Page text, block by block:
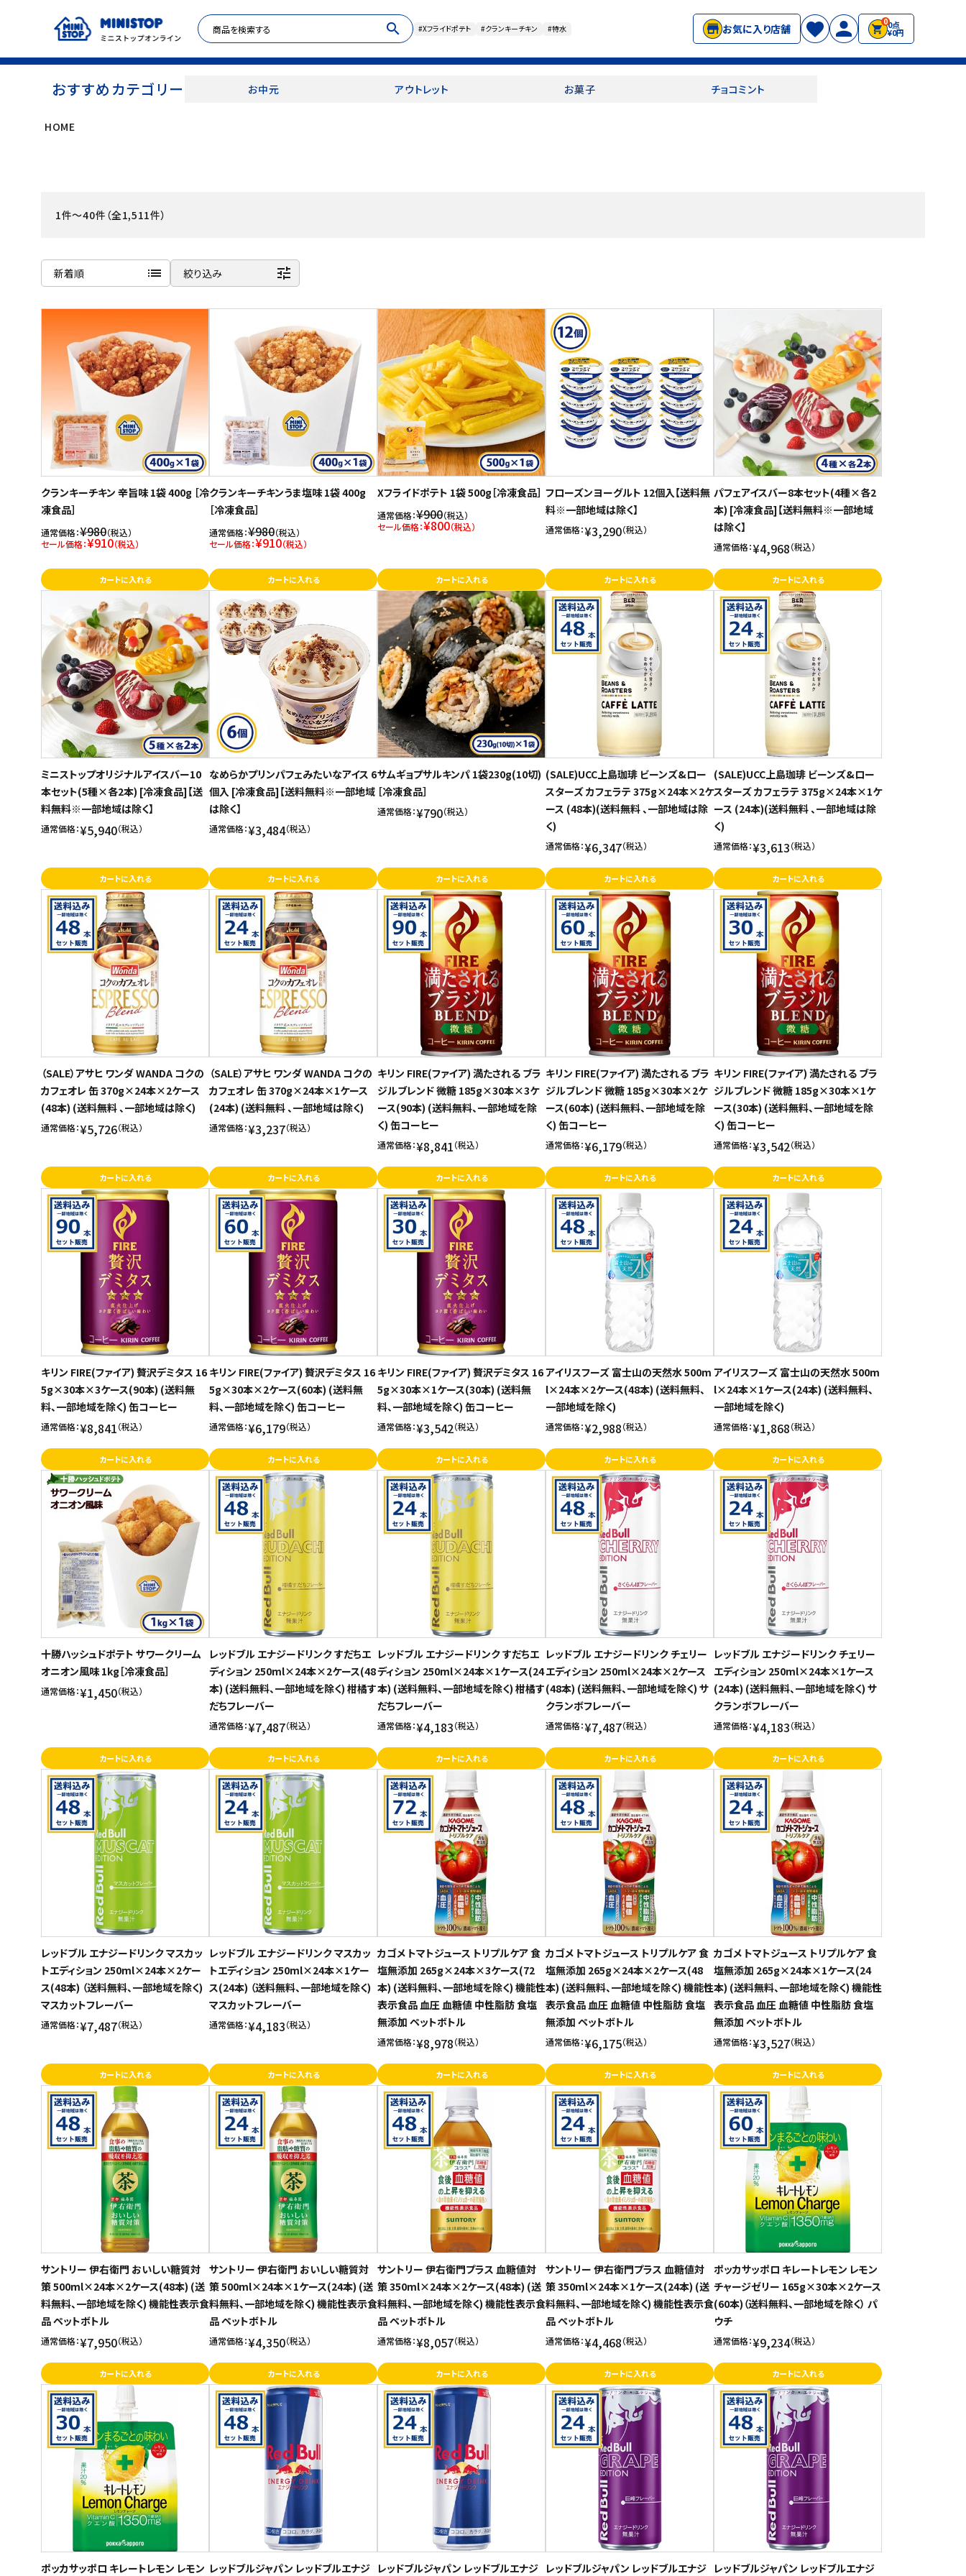
search #Xフライドポテト #クランキーチキン #特水 お気に入り店舗
00点
¥0円
おすすめカテゴリー お中元 アウトレット お菓子 チョコミント
ACCOUNT MENU
セール商品
冷凍食品
お菓子
酒類
日用品
ギフト
セール
フードロス
ペット用品
SHOP GUIDE
ご利用ガイド
お問い合わせ
特定商取引法表示について
プライバシーポリシー
利用規約
会社概要
HOME
1件～40件（全1,511件）
新着順 list
発売日順
価格が安い
価格が高い
絞り込み tune
クランキーチキン 辛旨味 1袋 400g ［冷
凍食品］
通常価格：¥980（税込）
セール価格：¥910（税込）
カートに入れる
クランキーチキンうま塩味 1袋 400g
［冷凍食品］
通常価格：¥980（税込）
セール価格：¥910（税込）
カートに入れる
Xフライドポテト 1袋 500g［冷凍食品］
通常価格：¥900（税込）
セール価格：¥800（税込）
カートに入れる
フローズンヨーグルト 12個入【送料無
料※一部地域は除く】
通常価格：¥3,290（税込）
カートに入れる
パフェアイスバー8本セット(4種×各2
本) [冷凍食品]【送料無料※一部地域
は除く】
通常価格：¥4,968（税込）
カートに入れる
ミニストップオリジナルアイスバー10
本セット(5種×各2本) [冷凍食品]【送
料無料※一部地域は除く】
通常価格：¥5,940（税込）
カートに入れる
なめらかプリンパフェみたいなアイス 6
個入 [冷凍食品]【送料無料※一部地域
は除く】
通常価格：¥3,484（税込）
カートに入れる
サムギョプサルキンパ 1袋230g(10切)
［冷凍食品］
通常価格：¥790（税込）
カートに入れる
(SALE)UCC上島珈琲 ビーンズ&ロー
スターズ カフェラテ 375g×24本×2ケ
ース (48本)(送料無料 、一部地域は除
く)
通常価格：¥6,347（税込）
カートに入れる
(SALE)UCC上島珈琲 ビーンズ&ロー
スターズ カフェラテ 375g×24本×1ケ
ース (24本)(送料無料 、一部地域は除
く)
通常価格：¥3,613（税込）
カートに入れる
（SALE）アサヒ ワンダ WANDA コクの
カフェオレ 缶 370g×24本×2ケース
(48本) (送料無料 、一部地域は除く)
通常価格：¥5,726（税込）
カートに入れる
（SALE）アサヒ ワンダ WANDA コクの
カフェオレ 缶 370g×24本×1ケース
(24本) (送料無料 、一部地域は除く)
通常価格：¥3,237（税込）
カートに入れる
キリン FIRE(ファイア) 満たされる ブラ
ジルブレンド 微糖 185g×30本×3ケ
ース(90本) (送料無料、一部地域を除
く) 缶コーヒー
通常価格：¥8,841（税込）
カートに入れる
キリン FIRE(ファイア) 満たされる ブラ
ジルブレンド 微糖 185g×30本×2ケ
ース(60本) (送料無料、一部地域を除
く) 缶コーヒー
通常価格：¥6,179（税込）
カートに入れる
キリン FIRE(ファイア) 満たされる ブラ
ジルブレンド 微糖 185g×30本×1ケ
ース(30本) (送料無料、一部地域を除
く) 缶コーヒー
通常価格：¥3,542（税込）
カートに入れる
キリン FIRE(ファイア) 贅沢デミタス 16
5g×30本×3ケース(90本) (送料無
料、一部地域を除く) 缶コーヒー
通常価格：¥8,841（税込）
カートに入れる
キリン FIRE(ファイア) 贅沢デミタス 16
5g×30本×2ケース(60本) (送料無
料、一部地域を除く) 缶コーヒー
通常価格：¥6,179（税込）
カートに入れる
キリン FIRE(ファイア) 贅沢デミタス 16
5g×30本×1ケース(30本) (送料無
料、一部地域を除く) 缶コーヒー
通常価格：¥3,542（税込）
カートに入れる
アイリスフーズ 富士山の天然水 500m
l×24本×2ケース(48本) (送料無料、
一部地域を除く)
通常価格：¥2,988（税込）
カートに入れる
アイリスフーズ 富士山の天然水 500m
l×24本×1ケース(24本) (送料無料、
一部地域を除く)
通常価格：¥1,868（税込）
カートに入れる
十勝ハッシュドポテト サワークリーム
オニオン風味 1kg［冷凍食品］
通常価格：¥1,450（税込）
カートに入れる
レッドブル エナジードリンク すだちエ
ディション 250ml×24本×2ケース(48
本) (送料無料、一部地域を除く) 柑橘す
だちフレーバー
通常価格：¥7,487（税込）
カートに入れる
レッドブル エナジードリンク すだちエ
ディション 250ml×24本×1ケース(24
本) (送料無料、一部地域を除く) 柑橘す
だちフレーバー
通常価格：¥4,183（税込）
カートに入れる
レッドブル エナジードリンク チェリー
エディション 250ml×24本×2ケース
(48本) (送料無料、一部地域を除く) サ
クランボフレーバー
通常価格：¥7,487（税込）
カートに入れる
レッドブル エナジードリンク チェリー
エディション 250ml×24本×1ケース
(24本) (送料無料、一部地域を除く) サ
クランボフレーバー
通常価格：¥4,183（税込）
カートに入れる
レッドブル エナジードリンク マスカッ
トエディション 250ml×24本×2ケー
ス(48本) （送料無料、一部地域を除く)
マスカットフレーバー
通常価格：¥7,487（税込）
カートに入れる
レッドブル エナジードリンク マスカッ
トエディション 250ml×24本×1ケー
ス(24本) （送料無料、一部地域を除く)
マスカットフレーバー
通常価格：¥4,183（税込）
カートに入れる
カゴメ トマトジュース トリプルケア 食
塩無添加 265g×24本×3ケース(72
本) (送料無料、一部地域を除く) 機能性
表示食品 血圧 血糖値 中性脂肪 食塩
無添加 ペットボトル
通常価格：¥8,978（税込）
カートに入れる
カゴメ トマトジュース トリプルケア 食
塩無添加 265g×24本×2ケース(48
本) (送料無料、一部地域を除く) 機能性
表示食品 血圧 血糖値 中性脂肪 食塩
無添加 ペットボトル
通常価格：¥6,175（税込）
カートに入れる
カゴメ トマトジュース トリプルケア 食
塩無添加 265g×24本×1ケース(24
本) (送料無料、一部地域を除く) 機能性
表示食品 血圧 血糖値 中性脂肪 食塩
無添加 ペットボトル
通常価格：¥3,527（税込）
カートに入れる
サントリー 伊右衛門 おいしい糖質対
策 500ml×24本×2ケース(48本) (送
料無料、一部地域を除く) 機能性表示食
品 ペットボトル
通常価格：¥7,950（税込）
カートに入れる
サントリー 伊右衛門 おいしい糖質対
策 500ml×24本×1ケース(24本) (送
料無料、一部地域を除く) 機能性表示食
品 ペットボトル
通常価格：¥4,350（税込）
カートに入れる
サントリー 伊右衛門プラス 血糖値対
策 350ml×24本×2ケース(48本) (送
料無料、一部地域を除く) 機能性表示食
品 ペットボトル
通常価格：¥8,057（税込）
カートに入れる
サントリー 伊右衛門プラス 血糖値対
策 350ml×24本×1ケース(24本) (送
料無料、一部地域を除く) 機能性表示食
品 ペットボトル
通常価格：¥4,468（税込）
カートに入れる
ポッカサッポロ キレートレモン レモン
チャージゼリー 165g×30本×2ケース
(60本)（送料無料、一部地域を除く） パ
ウチ
通常価格：¥9,234（税込）
カートに入れる
ポッカサッポロ キレートレモン レモン レッドブルジャパン レッドブルエナジ レッドブルジャパン レッドブルエナジ レッドブルジャパン レッドブルエナジ レッドブルジャパン レッドブルエナジ